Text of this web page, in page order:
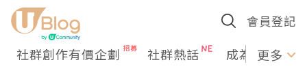
會員登記
社群創作有價企劃 社群熱話 成為U更多